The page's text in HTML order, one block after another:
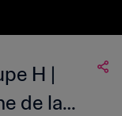
H |
de la